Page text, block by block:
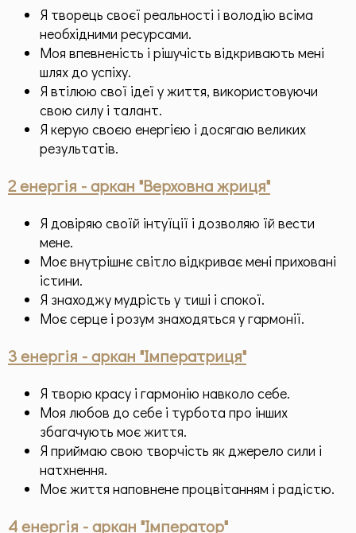
Чек-листи
Контакти
Я творець своєї реальності і володію всіма
необхідними ресурсами.
Моя впевненість і рішучість відкривають мені
шлях до успіху.
Я втілюю свої ідеї у життя, використовуючи
свою силу і талант.
Я керую своєю енергією і досягаю великих
результатів.
2 енергія - аркан "Верховна жриця"
Я довіряю своїй інтуїції і дозволяю їй вести
мене.
Моє внутрішнє світло відкриває мені приховані
істини.
Я знаходжу мудрість у тиші і спокої.
Моє серце і розум знаходяться у гармонії.
3 енергія - аркан "Імператриця"
Я творю красу і гармонію навколо себе.
Моя любов до себе і турбота про інших
збагачують моє життя.
Я приймаю свою творчість як джерело сили і
натхнення.
Моє життя наповнене процвітанням і радістю.
4 енергія - аркан "Імператор"